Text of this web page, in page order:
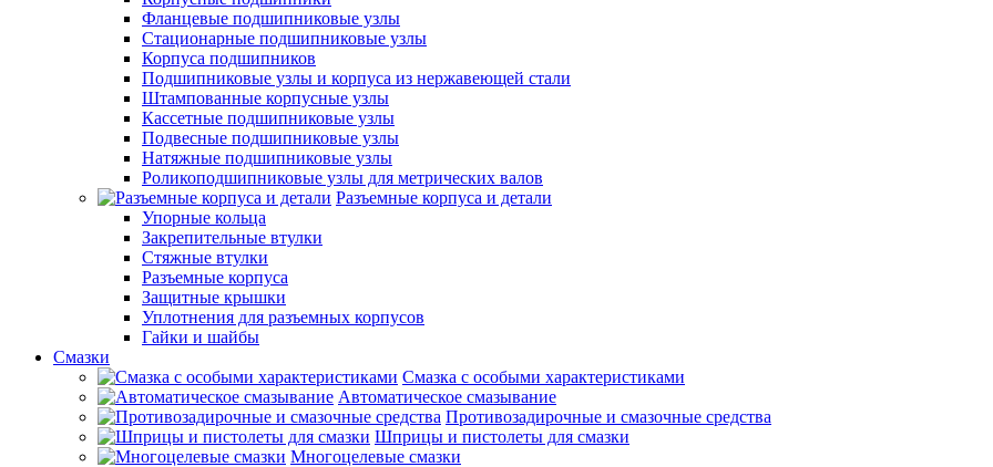
Фланцевые подшипниковые узлы
Стационарные подшипниковые узлы
Корпуса подшипников
Подшипниковые узлы и корпуса из нержавеющей стали
Штампованные корпусные узлы
Кассетные подшипниковые узлы
Подвесные подшипниковые узлы
Натяжные подшипниковые узлы
Роликоподшипниковые узлы для метрических валов
Разъемные корпуса и детали
Упорные кольца
Закрепительные втулки
Стяжные втулки
Разъемные корпуса
Защитные крышки
Уплотнения для разъемных корпусов
Гайки и шайбы
Смазки
Смазка с особыми характеристиками
Автоматическое смазывание
Противозадирочные и смазочные средства
Шприцы и пистолеты для смазки
Многоцелевые смазки